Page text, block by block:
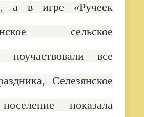
а в игре «Ручеек
сельское
поучаствовали все
Селезянское
показала